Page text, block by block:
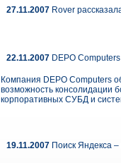
27.11.2007 Rover
22.11.2007 DEPO
Компания DEPO Computers
возможность консолидации
корпоративных СУБД и
19.11.2007 Поиск Яндекса